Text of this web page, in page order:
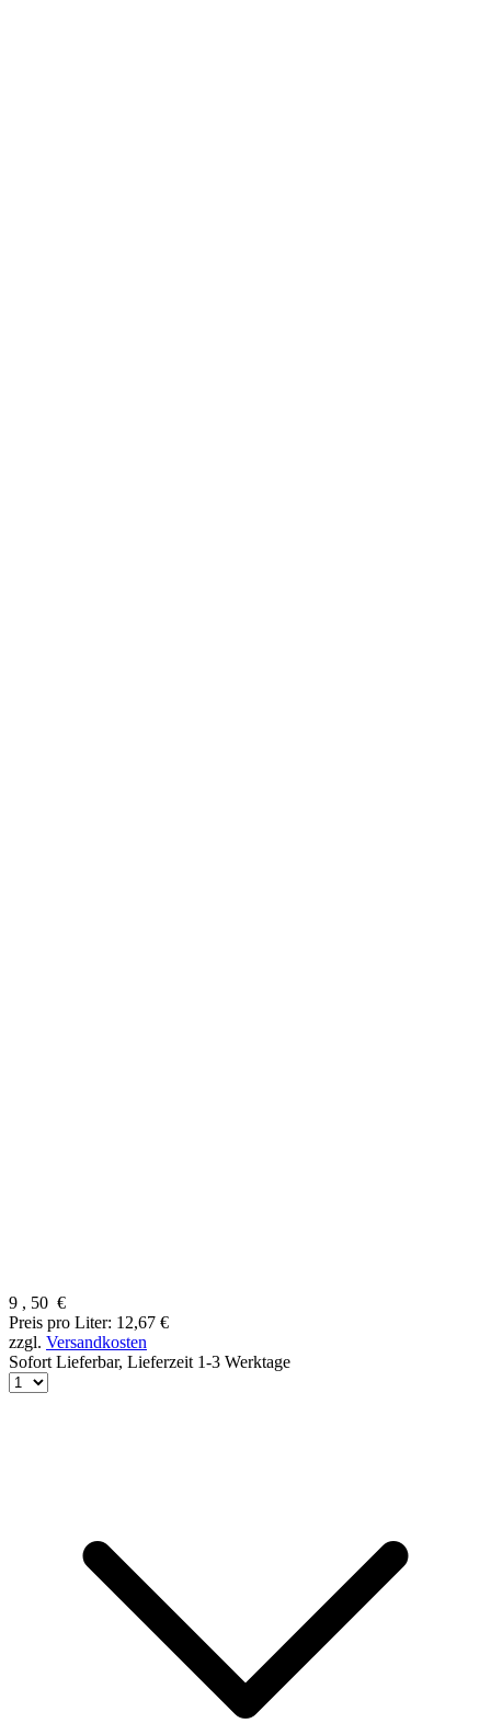
9 , 50 €
Preis pro Liter: 12,67 €
zzgl. Versandkosten
Sofort Lieferbar, Lieferzeit 1-3 Werktage